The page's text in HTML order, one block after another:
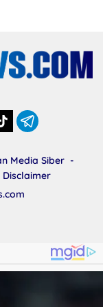
Media Siber
Disclaimer